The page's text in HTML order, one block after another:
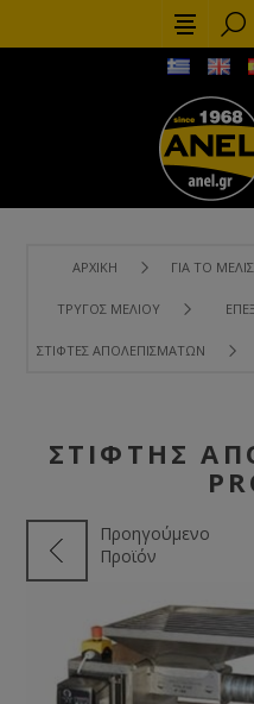
ΑΡΧΙΚΉ ΓΙΑ ΤΟ
ΤΡΎΓΟΣ ΜΕΛΙΟΎ
ΣΤΊΦΤΕΣ ΑΠΟΛΕΠΙΣΜΆΤΩΝ
ΣΤΊΦΤΗΣ
Προηγούμενο
Προϊόν